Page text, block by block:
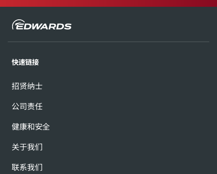
快速链接
招贤纳士
公司责任
健康和安全
关于我们
联系我们